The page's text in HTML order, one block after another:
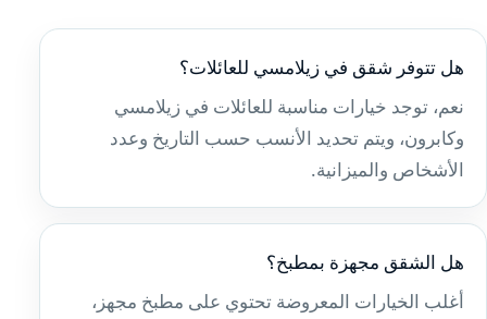
هل تتوفر شقق في زيلامسي للعائلات؟
نعم، توجد خيارات مناسبة للعائلات في زيلامسي
وكابرون، ويتم تحديد الأنسب حسب التاريخ وعدد
الأشخاص والميزانية.
هل الشقق مجهزة بمطبخ؟
أغلب الخيارات المعروضة تحتوي على مطبخ مجهز،